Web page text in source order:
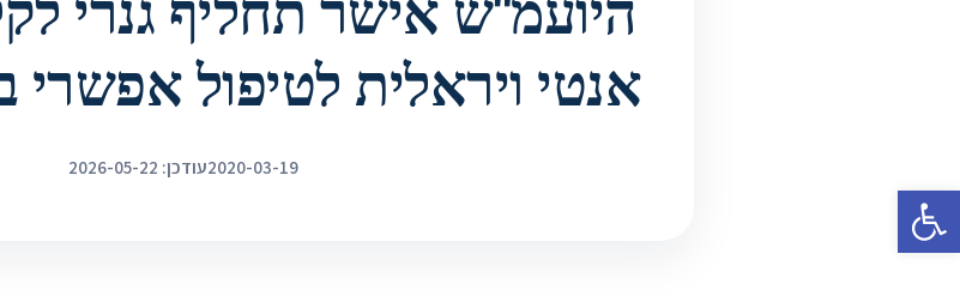
פתח סרגל נגישות
אנטי ויראלית לטיפול אפשרי
2020-03-19עודכן: 2026-05-22